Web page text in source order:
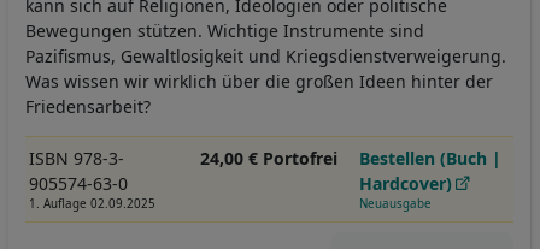
kann sich auf Religionen, Ideologien oder politische
Bewegungen stützen. Wichtige Instrumente sind
Pazifismus, Gewaltlosigkeit und Kriegsdienstverweigerung.
Was wissen wir wirklich über die großen Ideen hinter der
Friedensarbeit?
ISBN 978-3-
905574-63-0
1. Auflage 02.09.2025
24,00 € Portofrei
Bestellen (Buch |
Hardcover)
Neuausgabe